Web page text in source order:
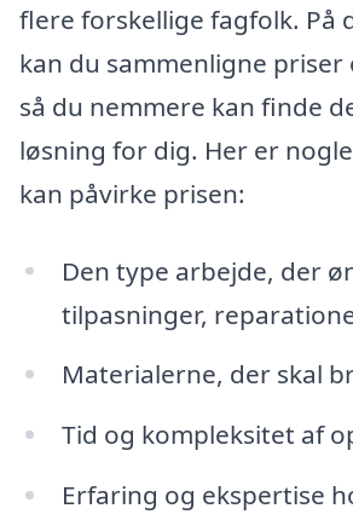
flere forskellige fagfolk. På
kan du sammenligne priser
så du nemmere kan finde
løsning for dig. Her er
kan påvirke prisen:
Den type arbejde, der
tilpasninger,
Materialerne, der skal
Tid og kompleksitet af
Erfaring og ekspertise